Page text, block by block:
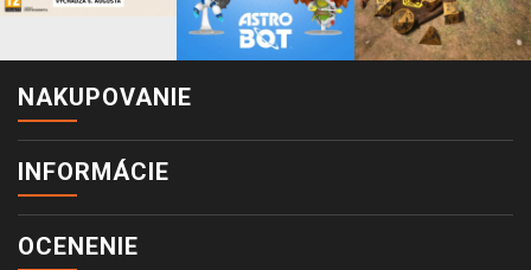
NAKUPOVANIE
INFORMÁCIE
OCENENIE